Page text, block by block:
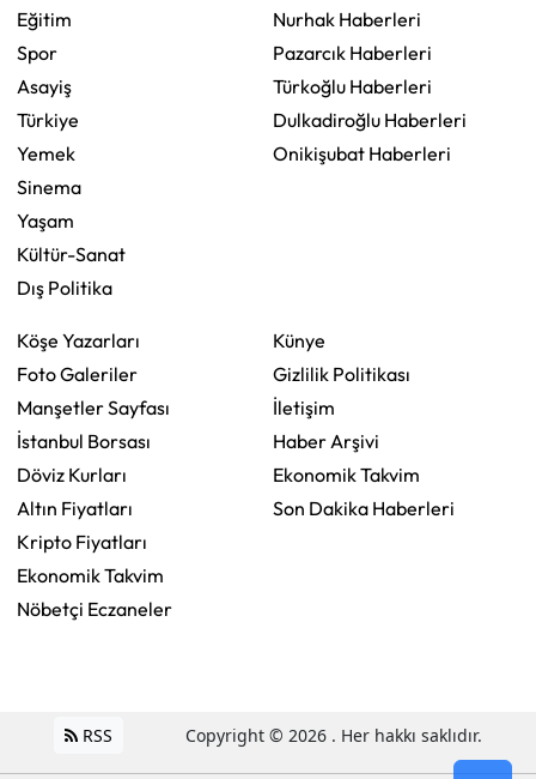
Eğitim
Spor
Asayiş
Türkiye
Yemek
Sinema
Yaşam
Kültür-Sanat
Dış Politika
Nurhak Haberleri
Pazarcık Haberleri
Türkoğlu Haberleri
Dulkadiroğlu Haberleri
Onikişubat Haberleri
Köşe Yazarları
Foto Galeriler
Manşetler Sayfası
İstanbul Borsası
Döviz Kurları
Altın Fiyatları
Kripto Fiyatları
Ekonomik Takvim
Nöbetçi Eczaneler
Künye
Gizlilik Politikası
İletişim
Haber Arşivi
Ekonomik Takvim
Son Dakika Haberleri
RSS Copyright © 2026 . Her hakkı saklıdır.